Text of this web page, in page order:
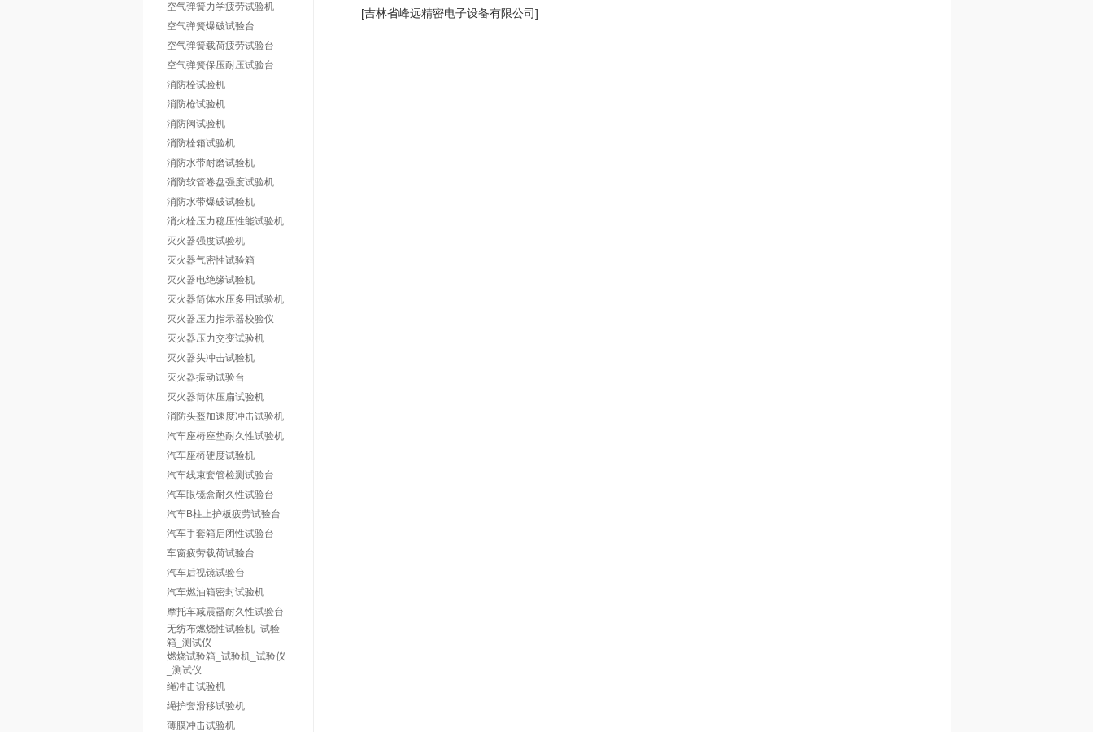
空气弹簧力学疲劳试验机
空气弹簧爆破试验台
空气弹簧载荷疲劳试验台
空气弹簧保压耐压试验台
消防栓试验机
消防枪试验机
消防阀试验机
消防栓箱试验机
消防水带耐磨试验机
消防软管卷盘强度试验机
消防水带爆破试验机
消火栓压力稳压性能试验机
灭火器强度试验机
灭火器气密性试验箱
灭火器电绝缘试验机
灭火器筒体水压多用试验机
灭火器压力指示器校验仪
灭火器压力交变试验机
灭火器头冲击试验机
灭火器振动试验台
灭火器筒体压扁试验机
消防头盔加速度冲击试验机
汽车座椅座垫耐久性试验机
汽车座椅硬度试验机
汽车线束套管检测试验台
汽车眼镜盒耐久性试验台
汽车B柱上护板疲劳试验台
汽车手套箱启闭性试验台
车窗疲劳载荷试验台
汽车后视镜试验台
汽车燃油箱密封试验机
摩托车减震器耐久性试验台
无纺布燃烧性试验机_试验
箱_测试仪
燃烧试验箱_试验机_试验仪
_测试仪
绳冲击试验机
绳护套滑移试验机
薄膜冲击试验机
[吉林省峰远精密电子设备有限公司]